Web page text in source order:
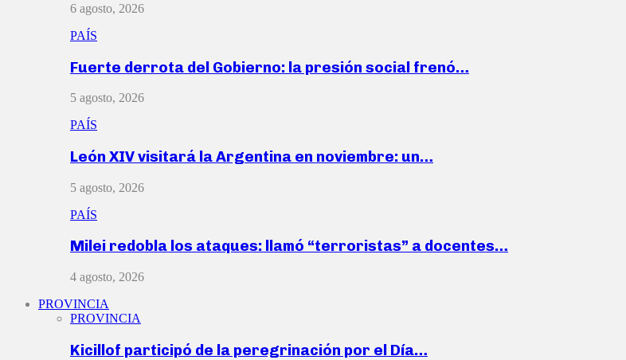
6 agosto, 2026
PAÍS
Fuerte derrota del Gobierno: la presión social frenó…
5 agosto, 2026
PAÍS
León XIV visitará la Argentina en noviembre: un…
5 agosto, 2026
PAÍS
Milei redobla los ataques: llamó “terroristas” a docentes…
4 agosto, 2026
PROVINCIA
PROVINCIA
Kicillof participó de la peregrinación por el Día…